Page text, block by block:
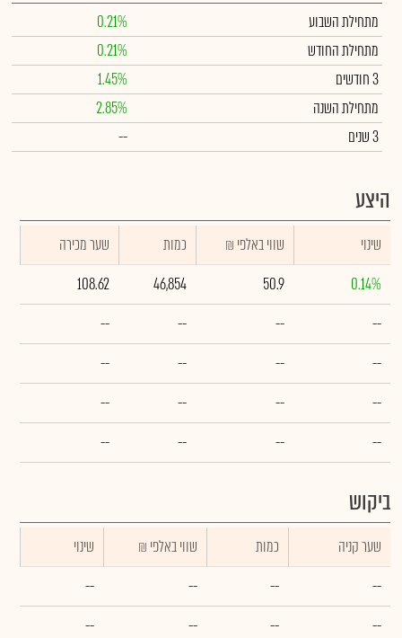
מתחילת השבוע
0.21%
מתחילת החודש
0.21%
3 חודשים
1.45%
מתחילת השנה
2.85%
3 שנים
--
היצע
שינוי ₪ שווי באלפי כמות
שער מכירה
0.14%
50.9
46,854
108.62
--
--
--
--
--
--
--
--
--
--
--
--
--
--
--
--
ביקוש
שער קניה כמות ₪ שווי באלפי
שינוי
--
--
--
--
--
--
--
--